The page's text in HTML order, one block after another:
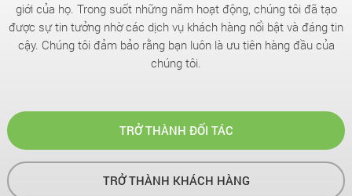
giới của họ. Trong suốt những năm hoạt động, chúng tôi đã tạo
được sự tin tưởng nhờ các dịch vụ khách hàng nổi bật và đáng tin
cậy. Chúng tôi đảm bảo rằng bạn luôn là ưu tiên hàng đầu của
chúng tôi.
TRỞ THÀNH ĐỐI TÁC
TRỞ THÀNH KHÁCH HÀNG